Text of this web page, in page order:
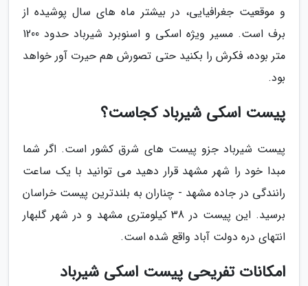
و موقعیت جغرافیایی، در بیشتر ماه های سال پوشیده از
برف است. مسیر ویژه اسکی و اسنوبرد شیرباد حدود 1200
متر بوده، فکرش را بکنید حتی تصورش هم حیرت آور خواهد
بود.
پیست اسکی شیرباد کجاست؟
پیست شیرباد جزو پیست های شرق کشور است. اگر شما
مبدا خود را شهر مشهد قرار دهید می توانید با یک ساعت
رانندگی در جاده مشهد - چناران به بلندترین پیست خراسان
برسید. این پیست در 38 کیلومتری مشهد و در شهر گلبهار
انتهای دره دولت آباد واقع شده است.
امکانات تفریحی پیست اسکی شیرباد